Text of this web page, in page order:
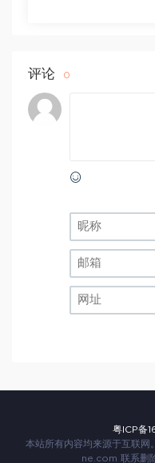
评论 0
粤ICP备
本站所有内容均来源于互联网
ne.com 联系删